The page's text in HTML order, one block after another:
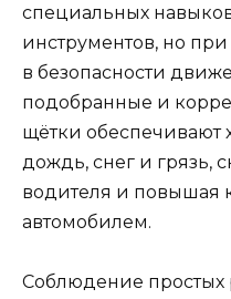
специальных
инструментов, но
в безопасности
подобранные и
щётки
дождь, снег и грязь,
водителя и повышая
автомобилем.
Соблюдение